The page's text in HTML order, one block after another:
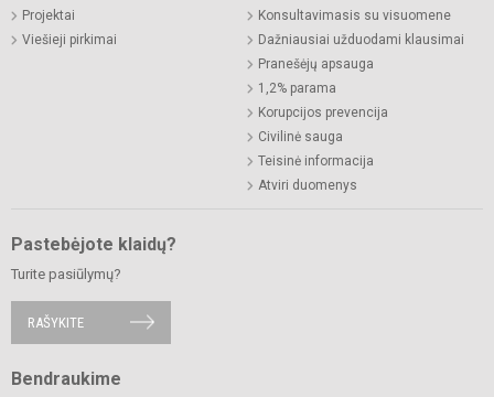
Projektai
Viešieji pirkimai
Konsultavimasis su visuomene
Dažniausiai užduodami klausimai
Pranešėjų apsauga
1,2% parama
Korupcijos prevencija
Civilinė sauga
Teisinė informacija
Atviri duomenys
Pastebėjote klaidų?
Turite pasiūlymų?
RAŠYKITE
Bendraukime